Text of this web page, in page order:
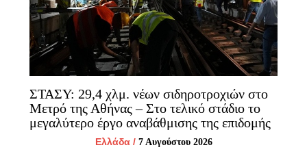
ΣΤΑΣΥ: 29,4 χλμ. νέων σιδηροτροχιών στο
Μετρό της Αθήνας – Στο τελικό στάδιο το
μεγαλύτερο έργο αναβάθμισης της επιδομής
Ελλάδα/ 7 Αυγούστου 2026